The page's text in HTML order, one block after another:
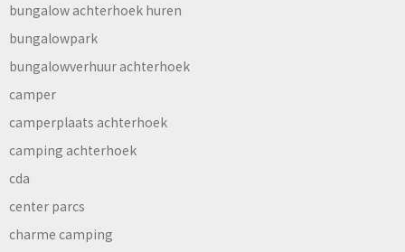
bungalow achterhoek huren
bungalowpark
bungalowverhuur achterhoek
camper
camperplaats achterhoek
camping achterhoek
cda
center parcs
charme camping